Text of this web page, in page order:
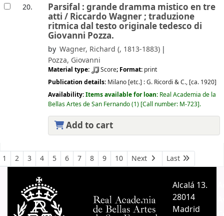
20. Parsifal : grande dramma mistico en tre
atti / Riccardo Wagner ; traduzione
ritmica dal testo originale tedesco di
Giovanni Pozza.
by Wagner, Richard (, 1813-1883)
Pozza, Giovanni
Material type: Score; Format: print
Publication details: Milano [etc.] :G. Ricordi & C., [ca. 1920]
Availability:Items available for loan: Real Academia de la
Bellas Artes de San Fernando(1) Call number: M-723 .
Add to cart
1 2 3 4 5 6 7 8 9 10 Next Last
Alcalá 13.
28014
Madrid